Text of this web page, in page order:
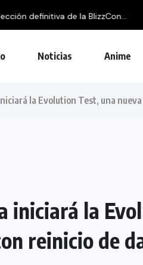
de la BlizzCon...
Noticias Anime
la Evolution Test, una
iniciará la
reinicio de